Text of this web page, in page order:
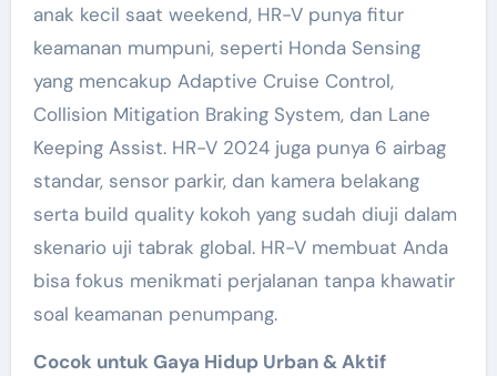
anak kecil saat weekend, HR-V punya fitur
keamanan mumpuni, seperti Honda Sensing
yang mencakup Adaptive Cruise Control,
Collision Mitigation Braking System, dan Lane
Keeping Assist. HR-V 2024 juga punya 6 airbag
standar, sensor parkir, dan kamera belakang
serta build quality kokoh yang sudah diuji dalam
skenario uji tabrak global. HR-V membuat Anda
bisa fokus menikmati perjalanan tanpa khawatir
soal keamanan penumpang.
Cocok untuk Gaya Hidup Urban & Aktif